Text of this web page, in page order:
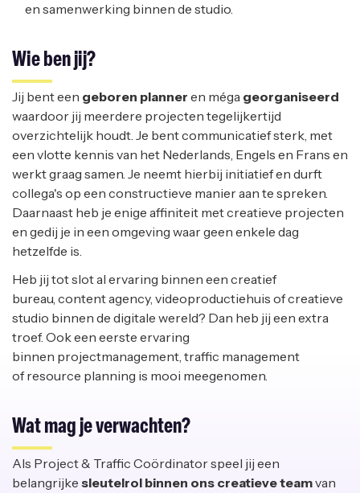
en samenwerking binnen de studio.
Wie ben jij?
Jij bent een geboren planner en méga georganiseerd
waardoor jij meerdere projecten tegelijkertijd
overzichtelijk houdt. Je bent communicatief sterk, met
een vlotte kennis van het Nederlands, Engels en Frans en
werkt graag samen. Je neemt hierbij initiatief en durft
collega's op een constructieve manier aan te spreken.
Daarnaast heb je enige affiniteit met creatieve projecten
en gedij je in een omgeving waar geen enkele dag
hetzelfde is.
Heb jij tot slot al ervaring binnen een creatief
bureau, content agency, videoproductiehuis of creatieve
studio binnen de digitale wereld? Dan heb jij een extra
troef. Ook een eerste ervaring
binnen projectmanagement, traffic management
of resource planning is mooi meegenomen.
Wat mag je verwachten?
Als Project & Traffic Coördinator speel jij een
belangrijke sleutelrol binnen ons creatieve teamvan